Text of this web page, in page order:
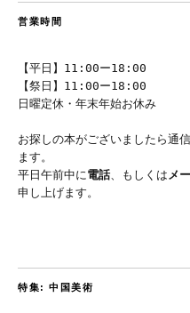
営業時間
【平日】11:00ー18:00
【祭日】11:00ー18:00
日曜定休・年末年始お休み
お探しの本がございましたら通
ます。
平日午前中に電話、もしくはメ
申し上げます。
特集: 中国美術